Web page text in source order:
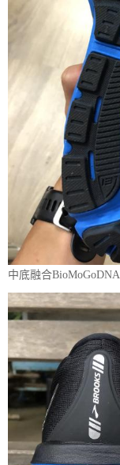
中底融合